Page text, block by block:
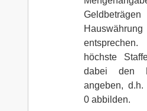
Hauswährung
höchste
dabei den
angeben,
0 abbilden.